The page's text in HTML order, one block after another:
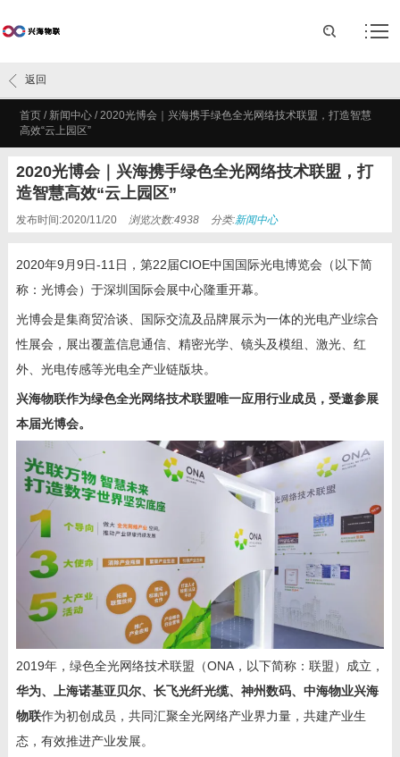
首页 / 新闻中心 /2020光博会｜兴海携手绿色全光网络技术联盟，打造智慧
高效“云上园区”
返回
2020光博会｜兴海携手绿色全光网络技术联盟，打
造智慧高效“云上园区”
发布时间:2020/11/20 浏览次数:4938 分类:新闻中心
2020年9 月9日-11 日，第22届CIOE中国国际光电博览会（以下简
称：光博会）于深圳国际会展中心隆重开幕。
光博会是集商贸洽谈、国际交流及品牌展示为一体的光电产业综合
性展会，展出覆盖信息通信、精密光学、镜头及模组、激光、红
外、光电传感等光电全产业链版块。
兴海物联作为绿色全光网络技术联盟唯一应用行业成员，受邀参展
本届光博会。
2019年，绿色全光网络技术联盟（ONA，以下简称：联盟）成立，
华为、上海诺基亚贝尔、长飞光纤光缆、神州数码、中海物业兴海
物联作为初创成员，共同汇聚全光网络产业界力量，共建产业生
态，有效推进产业发展。